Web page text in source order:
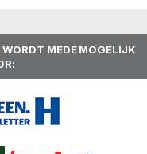
MEDE MOGELIJK